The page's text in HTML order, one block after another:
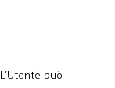
L’Utente può